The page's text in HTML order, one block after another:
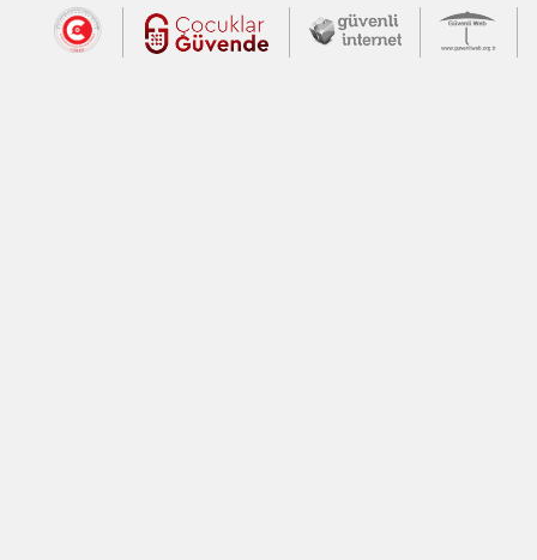
Dış Bağlantılar
Cumhurbaşkanlığı İletişim Merkezi
Çocuklar Güvende (yeni
Güvenli